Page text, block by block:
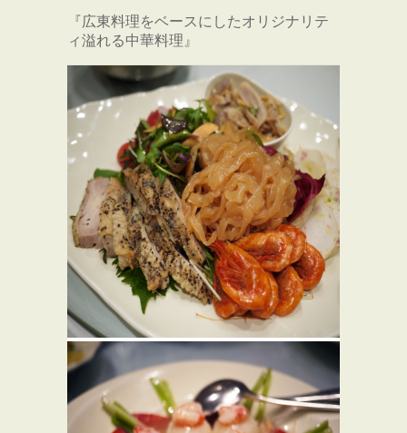
『広東料理をベースにしたオリジナリテ
ィ溢れる中華料理』